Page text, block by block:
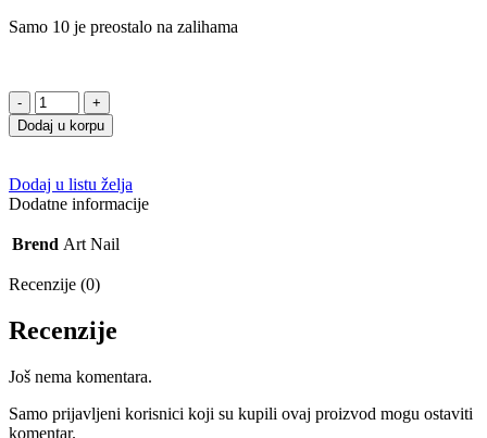
Samo 10 je preostalo na zalihama
Gel
lak
02
10g
količina
Dodaj u korpu
Dodaj u listu želja
Dodatne informacije
Brend Art Nail
Recenzije (0)
Recenzije
Još nema komentara.
Samo prijavljeni korisnici koji su kupili ovaj proizvod mogu ostaviti
komentar.